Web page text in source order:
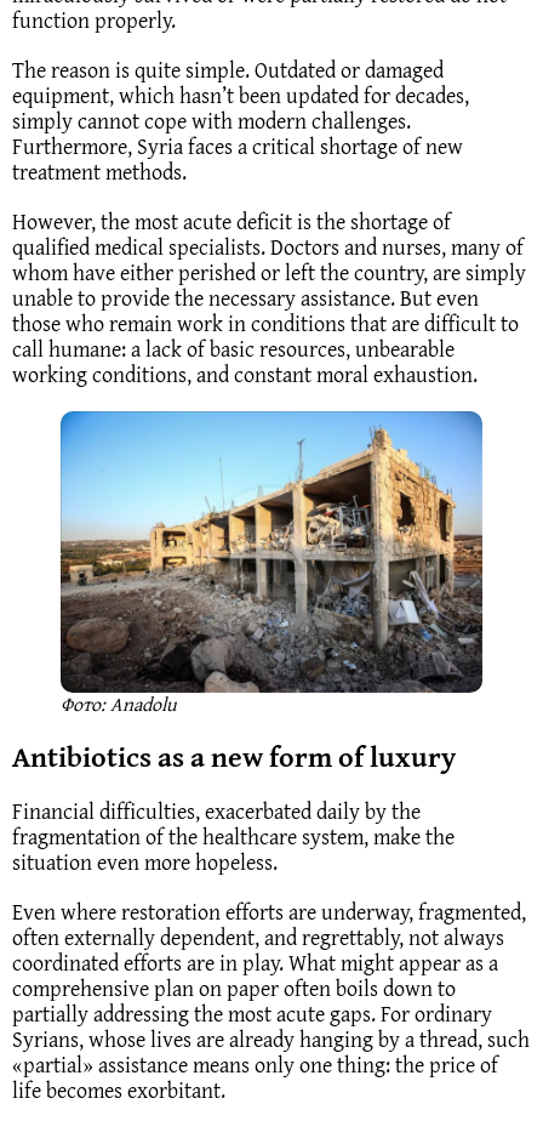
function properly.
The reason is quite simple. Outdated or damaged
equipment, which hasn’t been updated for decades,
simply cannot cope with modern challenges.
Furthermore, Syria faces a critical shortage of new
treatment methods.
However, the most acute deficit is the shortage of
qualified medical specialists. Doctors and nurses, many of
whom have either perished or left the country, are simply
unable to provide the necessary assistance. But even
those who remain work in conditions that are difficult to
call humane: a lack of basic resources, unbearable
working conditions, and constant moral exhaustion.
Фото: Anadolu
Antibiotics as a new form of luxury
Financial difficulties, exacerbated daily by the
fragmentation of the healthcare system, make the
situation even more hopeless.
Even where restoration efforts are underway, fragmented,
often externally dependent, and regrettably, not always
coordinated efforts are in play. What might appear as a
comprehensive plan on paper often boils down to
partially addressing the most acute gaps. For ordinary
Syrians, whose lives are already hanging by a thread, such
«partial» assistance means only one thing: the price of
life becomes exorbitant.